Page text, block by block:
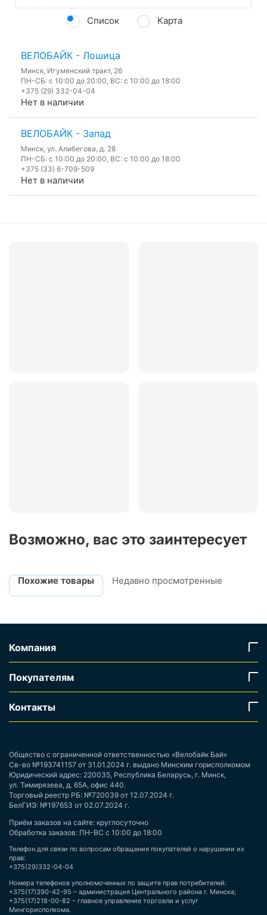
Список Карта
ВЕЛОБАЙК - Лошица
Минск, Игуменский тракт, 26
ПН-СБ: с 10:00 до 20:00, ВС: с 10:00 до 18:00
+375 (29) 332-04-04
Нет в наличии
ВЕЛОБАЙК - Запад
Минск, ул. Алибегова, д. 28
ПН-СБ: с 10:00 до 20:00, ВС: с 10:00 до 18:00
+375 (33) 6-709-509
Нет в наличии
Возможно, вас это заинтересует
Похожие товары Недавно просмотренные
Компания
Покупателям
Контакты
Общество с ограниченной ответственностью «Велобайк Бай»
Св-во №193741157 от 31.01.2024 г. выдано Минским горисполкомом
Юридический адрес: 220035, Республика Беларусь, г. Минск,
ул. Тимирязева, д. 65А, офис 440.
Торговый реестр РБ: №720039 от 12.07.2024 г.
БелГИЭ: №197653 от 02.07.2024 г.
Приём заказов на сайте: круглосуточно
Обработка заказов: ПН-ВС с 10:00 до 18:00
Телефон для связи по вопросам обращения покупателей о нарушении их
прав:
+375(29)332-04-04
Номера телефонов уполномоченных по защите прав потребителей:
+375(17)390-42-95 – администрация Центрального района г. Минска;
+375(17)218-00-82 – главное управление торговли и услуг
Мингорисполкома.